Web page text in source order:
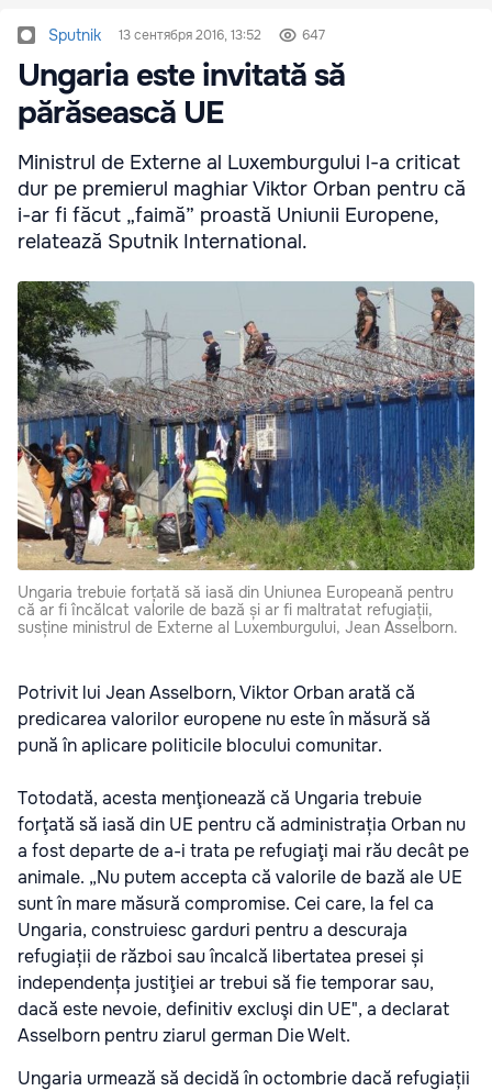
Sputnik 13 сентября 2016, 13:52 647
Ungaria este invitată să
părăsească UE
Ministrul de Externe al Luxemburgului l-a criticat
dur pe premierul maghiar Viktor Orban pentru că
i-ar fi făcut „faimă” proastă Uniunii Europene,
relatează Sputnik International.
Ungaria trebuie forțată să iasă din Uniunea Europeană pentru
că ar fi încălcat valorile de bază și ar fi maltratat refugiații,
susține ministrul de Externe al Luxemburgului, Jean Asselborn.
Potrivit lui Jean Asselborn, Viktor Orban arată că
predicarea valorilor europene nu este în măsură să
pună în aplicare politicile blocului comunitar.
Totodată, acesta menţionează că Ungaria trebuie
forţată să iasă din UE pentru că administrația Orban nu
a fost departe de a-i trata pe refugiaţi mai rău decât pe
animale. „Nu putem accepta că valorile de bază ale UE
sunt în mare măsură compromise. Cei care, la fel ca
Ungaria, construiesc garduri pentru a descuraja
refugiații de război sau încalcă libertatea presei și
independența justiţiei ar trebui să fie temporar sau,
dacă este nevoie, definitiv excluşi din UE", a declarat
Asselborn pentru ziarul german Die Welt.
Ungaria urmează să decidă în octombrie dacă refugiații